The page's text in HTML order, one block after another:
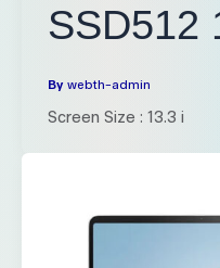
SSD512
Bywebth-admin
Screen Size : 13.3 i